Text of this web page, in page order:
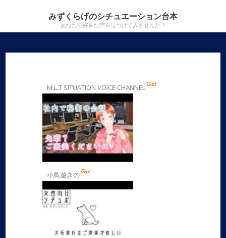
みずくらげのシチュエーション台本
あなたの好きな声を見つけてみませんか？
M.L.T SITUATION VOICE CHANNEL
小鳥遊きの